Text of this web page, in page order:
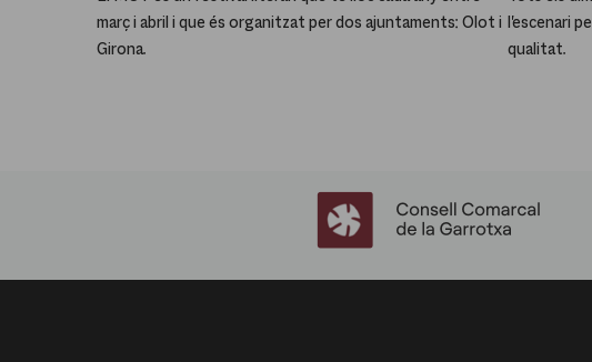
març i abril i que és organitzat per dos ajuntaments: Olot i
Girona.
l'escenari
qualitat.